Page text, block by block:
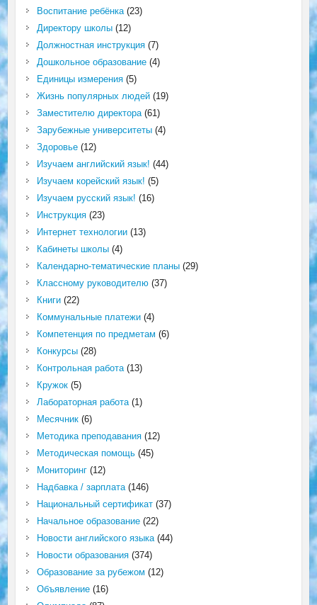
Воспитание ребёнка(23)
Директору школы(12)
Должностная инструкция(7)
Дошкольное образование(4)
Единицы измерения(5)
Жизнь популярных людей(19)
Заместителю директора(61)
Зарубежные университеты(4)
Здоровье(12)
Изучаем английский язык! (44)
Изучаем корейский язык! (5)
Изучаем русский язык! (16)
Инструкция(23)
Интернет технологии(13)
Кабинеты школы(4)
Календарно-тематические планы(29)
Классному руководителю(37)
Книги(22)
Коммунальные платежи(4)
Компетенция по предметам (6)
Конкурсы(28)
Контрольная работа(13)
Кружок(5)
Лабораторная работа(1)
Месячник(6)
Методика преподавания(12)
Методическая помощь(45)
Мониторинг(12)
Надбавка / зарплата(146)
Национальный сертификат(37)
Начальное образование(22)
Новости английского языка(44)
Новости образования(374)
Образование за рубежом (12)
Объявление(16)